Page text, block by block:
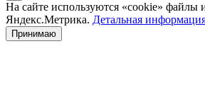
На сайте используются «cookie» файлы
Яндекс.Метрика. Детальная
Принимаю